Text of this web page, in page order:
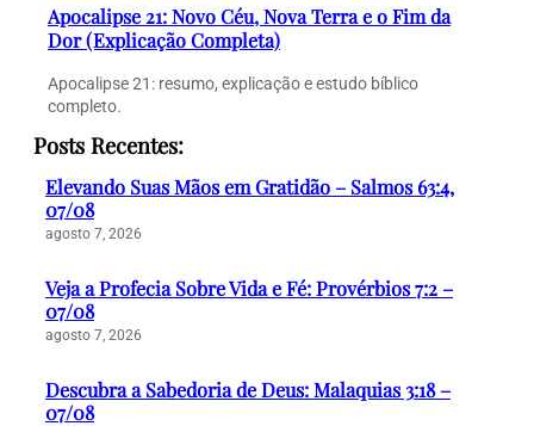
Apocalipse 21: Novo Céu, Nova Terra e o Fim da
Dor (Explicação Completa)
Apocalipse 21: resumo, explicação e estudo bíblico
completo.
Posts Recentes:
Elevando Suas Mãos em Gratidão – Salmos 63:4,
07/08
agosto 7, 2026
Veja a Profecia Sobre Vida e Fé: Provérbios 7:2 –
07/08
agosto 7, 2026
Descubra a Sabedoria de Deus: Malaquias 3:18 –
07/08